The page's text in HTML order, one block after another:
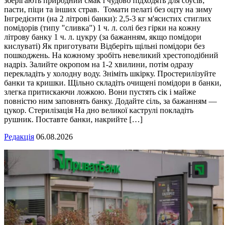
пасти, піци та інших страв. Томати пелаті без оцту на зиму
Інгредієнти (на 2 літрові банки): 2,5-3 кг м'ясистих стиглих
помідорів (типу "сливка") 1 ч. л. солі без гірки на кожну
літрову банку 1 ч. л. цукру (за бажанням, якщо помідори
кислуваті) Як приготувати Відберіть щільні помідори без
пошкоджень. На кожному зробіть невеликий хрестоподібний
надріз. Залийте окропом на 1-2 хвилини, потім одразу
перекладіть у холодну воду. Зніміть шкірку. Простерилізуйте
банки та кришки. Щільно складіть очищені помідори в банки,
злегка притискаючи ложкою. Вони пустять сік і майже
повністю ним заповнять банку. Додайте сіль, за бажанням —
цукор. Стерилізація На дно великої каструлі покладіть
рушник. Поставте банки, накрийте […]
Редакція 06.08.2026